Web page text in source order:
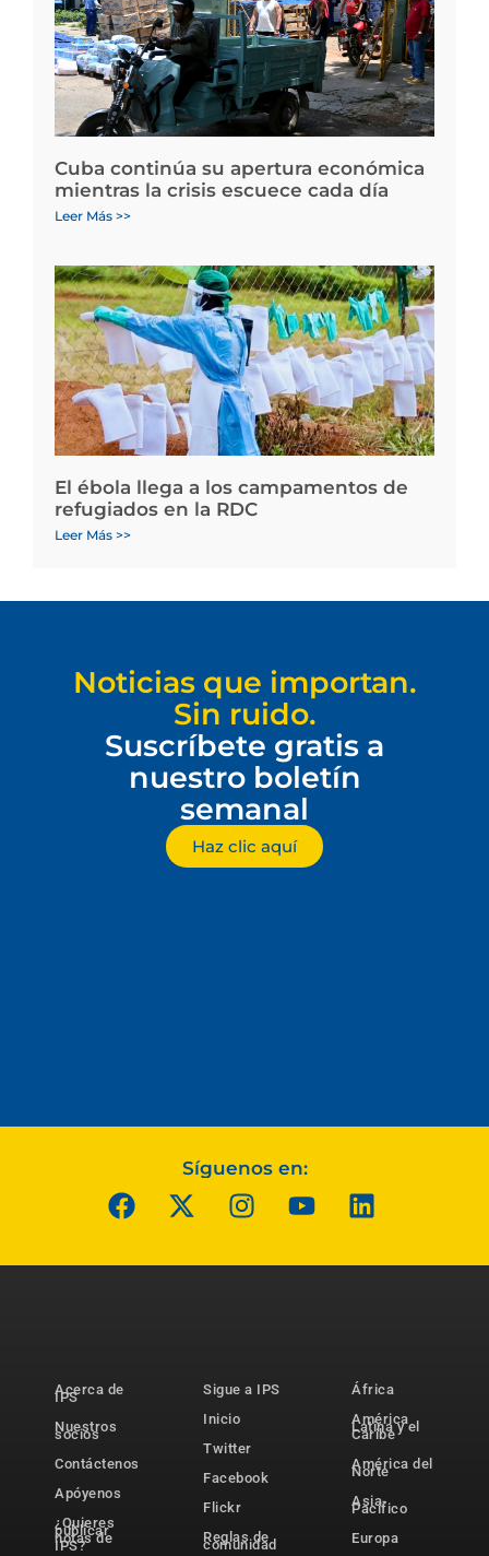
Cuba continúa su apertura económica
mientras la crisis escuece cada día
Leer Más >>
El ébola llega a los campamentos de
refugiados en la RDC
Leer Más >>
Noticias que importan.
Sin ruido.
Suscríbete gratis a
nuestro boletín
semanal
Haz clic aquí
Síguenos en:
Acerca de
IPS
Nuestros
socios
Contáctenos
Apóyenos
¿Quieres
publicar
notas de
IPS?
Sigue a IPS
Inicio
Twitter
Facebook
Flickr
Reglas de
comunidad
África
América
Latina y el
Caribe
América del
Norte
Asia-
Pacífico
Europa